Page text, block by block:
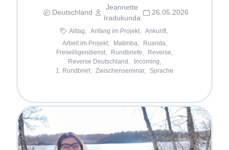
Deutschland
Jeannette
Iradukunda
26.05.2026
Alltag, Anfang im Projekt,
Ankunft,
Arbeit im Projekt,
Matimba,
Ruanda,
Freiwilligendienst,
Rundbriefe,
Reverse,
Reverse Deutschland,
Incoming,
1. Rundbrief,
Zwischenseminar, Sprache